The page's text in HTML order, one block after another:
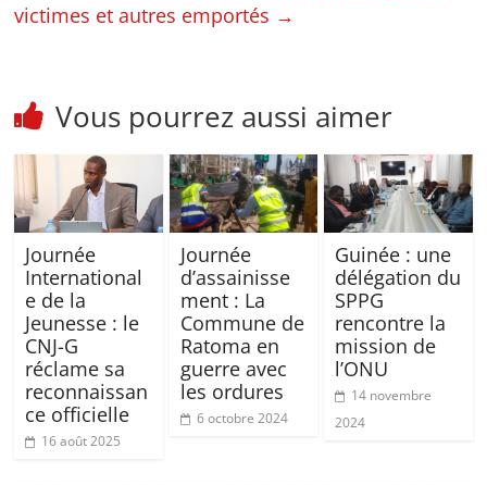
victimes et autres emportés →
Vous pourrez aussi aimer
Journée
International
e de la
Jeunesse : le
CNJ-G
réclame sa
reconnaissan
ce officielle
16 août 2025
Journée
d’assainisse
ment : La
Commune de
Ratoma en
guerre avec
les ordures
6 octobre 2024
Guinée : une
délégation du
SPPG
rencontre la
mission de
l’ONU
14 novembre
2024